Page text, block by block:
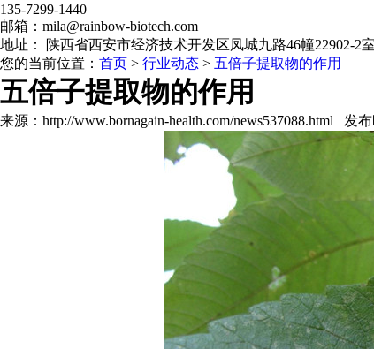
135-7299-1440
邮箱：mila@rainbow-biotech.com
地址： 陕西省西安市经济技术开发区凤城九路46幢22902-2室
您的当前位置： 首页 > 行业动态 > 五倍子提取物的作用
五倍子提取物的作用
来源：http://www.bornagain-health.com/news537088.html 发